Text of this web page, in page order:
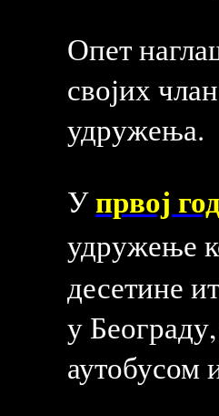
Опет
својих
удружења.
Упрвој
удружење
десетине
у
аутобусом